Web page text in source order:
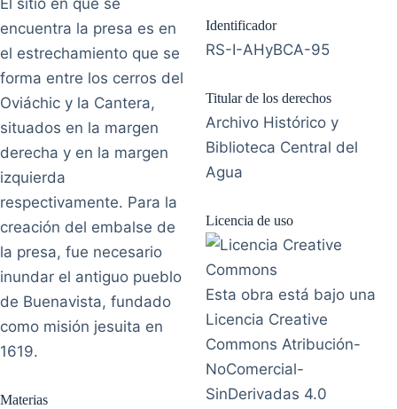
El sitio en que se
encuentra la presa es en
el estrechamiento que se
forma entre los cerros del
Oviáchic y la Cantera,
situados en la margen
derecha y en la margen
izquierda
respectivamente. Para la
creación del embalse de
la presa, fue necesario
inundar el antiguo pueblo
de Buenavista, fundado
como misión jesuita en
1619.
Materias
Identificador
RS-I-AHyBCA-95
Titular de los derechos
Archivo Histórico y
Biblioteca Central del
Agua
Licencia de uso
Esta obra está bajo una
Licencia Creative
Commons Atribución-
NoComercial-
SinDerivadas 4.0